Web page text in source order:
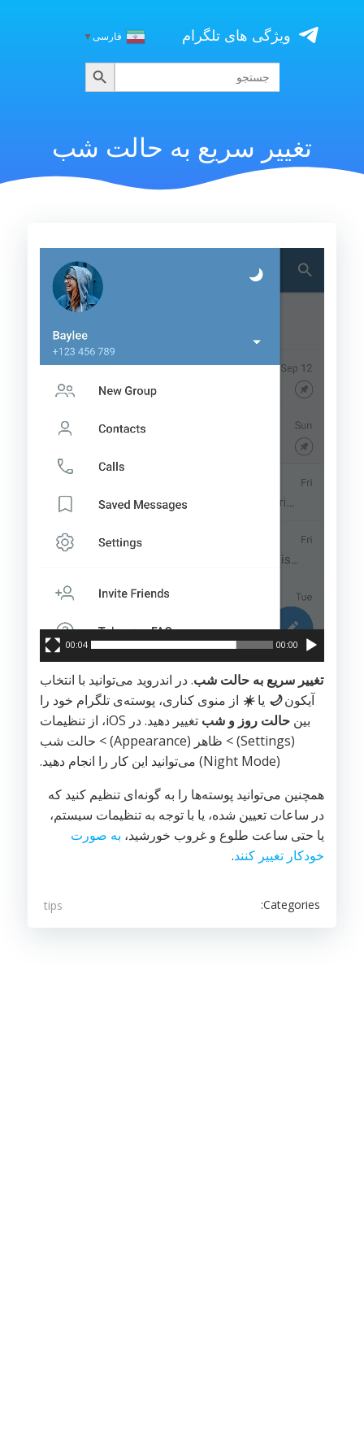
content
ویژگی های تلگرام فارسی▼
جستجو
برای:
جستجو
تغییر سریع به حالت شب
ویدیو
00:00
00:04
تغییر سریع به حالت شب. در اندروید می‌توانید با انتخاب
آیکون🌙 یا☀️ از منوی کناری، پوسته‌ی تلگرام خود را
بین حالت روز و شب
تغییر دهید. در iOS، از تنظیمات
(Settings) > ظاهر (Appearance) > حالت شب
(Night Mode) می‌توانید این کار را انجام دهید.
همچنین می‌توانید پوسته‌ها را به گونه‌ای تنظیم کنید که
در ساعات تعیین شده، یا با توجه به تنظیمات سیستم‌،
یا حتی ساعت طلوع و‌ غروب خورشید، به صورت
خودکار تغییر کنند.
Categories:
tips